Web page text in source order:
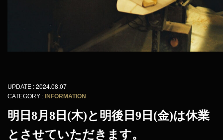
UPDATE : 2024.08.07
CATEGORY : INFORMATION
明日8月8日(木)と明後日9日(金)は休業
とさせていただきます。